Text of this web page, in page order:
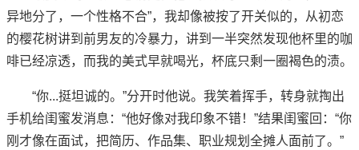
异地分了，一个性格不合”，我却像被按了开关似的，从初恋
的樱花树讲到前男友的冷暴力，讲到一半突然发现他杯里的咖
啡已经凉透，而我的美式早就喝光，杯底只剩一圈褐色的渍。
“你...挺坦诚的。”分开时他说。我笑着挥手，转身就掏出
手机给闺蜜发消息：“他好像对我印象不错！”结果闺蜜回：“你
刚才像在面试，把简历、作品集、职业规划全摊人面前了。”